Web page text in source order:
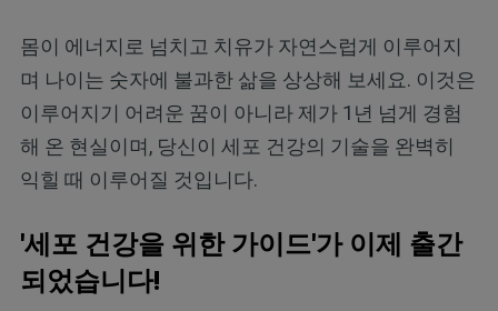
몸이 에너지로 넘치고 치유가 자연스럽게 이루어지
며 나이는 숫자에 불과한 삶을 상상해 보세요. 이것은
이루어지기 어려운 꿈이 아니라 제가 1년 넘게 경험
해 온 현실이며, 당신이 세포 건강의 기술을 완벽히
익힐 때 이루어질 것입니다.
'세포 건강을 위한 가이드'가 이제 출간
되었습니다!